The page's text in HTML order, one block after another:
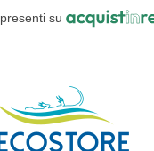
su